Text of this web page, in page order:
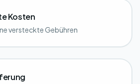
Kosten
versteckte Gebühren